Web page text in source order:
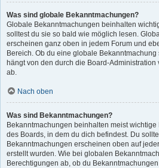
Was sind globale Bekanntmachungen?
Globale Bekanntmachungen beinhalten
solltest du sie so bald wie möglich lesen.
erscheinen ganz oben in jedem Forum und
Bereich. Ob du eine globale
hängt von den durch die Board-
ab.
Nach oben
Was sind Bekanntmachungen?
Bekanntmachungen beinhalten meist
des Boards, in dem du dich befindest. Du
Bekanntmachungen erscheinen oben auf
erstellt wurden. Wie bei globalen
Berechtigungen ab, ob du